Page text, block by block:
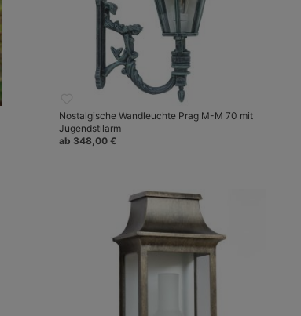
Nostalgische Wandleuchte Prag M-M 70 mit
Jugendstilarm
ab 348,00 €